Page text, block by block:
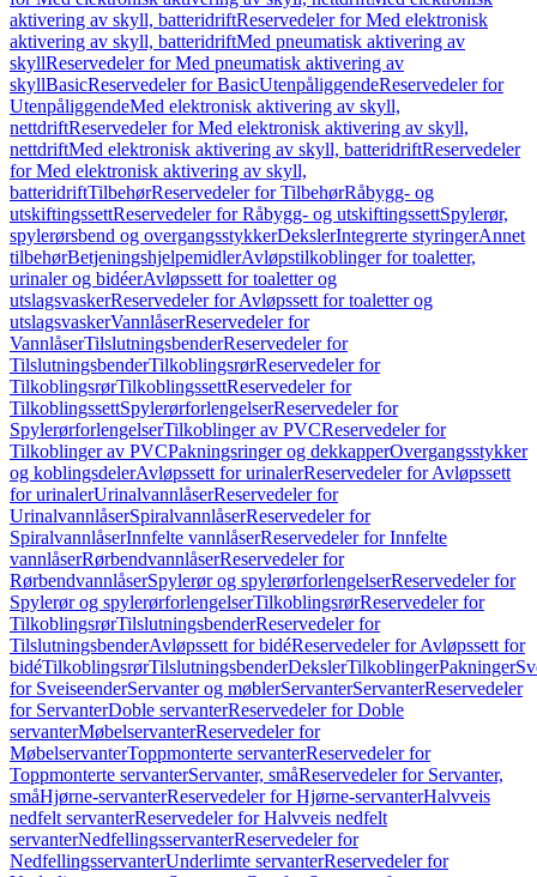
aktivering av skyll, batteridriftReservedeler for Med elektronisk
aktivering av skyll, batteridriftMed pneumatisk aktivering av
skyllReservedeler for Med pneumatisk aktivering av
skyllBasicReservedeler for BasicUtenpåliggendeReservedeler for
UtenpåliggendeMed elektronisk aktivering av skyll,
nettdriftReservedeler for Med elektronisk aktivering av skyll,
nettdriftMed elektronisk aktivering av skyll, batteridriftReservedeler
for Med elektronisk aktivering av skyll,
batteridriftTilbehørReservedeler for TilbehørRåbygg- og
utskiftingssettReservedeler for Råbygg- og utskiftingssettSpylerør,
spylerørsbend og overgangsstykkerDekslerIntegrerte styringerAnnet
tilbehørBetjeningshjelpemidlerAvløpstilkoblinger for toaletter,
urinaler og bidéerAvløpssett for toaletter og
utslagsvaskerReservedeler for Avløpssett for toaletter og
utslagsvaskerVannlåserReservedeler for
VannlåserTilslutningsbenderReservedeler for
TilslutningsbenderTilkoblingsrørReservedeler for
TilkoblingsrørTilkoblingssettReservedeler for
TilkoblingssettSpylerørforlengelserReservedeler for
SpylerørforlengelserTilkoblinger av PVCReservedeler for
Tilkoblinger av PVCPakningsringer og dekkapperOvergangsstykker
og koblingsdelerAvløpssett for urinalerReservedeler for Avløpssett
for urinalerUrinalvannlåserReservedeler for
UrinalvannlåserSpiralvannlåserReservedeler for
SpiralvannlåserInnfelte vannlåserReservedeler for Innfelte
vannlåserRørbendvannlåserReservedeler for
RørbendvannlåserSpylerør og spylerørforlengelserReservedeler for
Spylerør og spylerørforlengelserTilkoblingsrørReservedeler for
TilkoblingsrørTilslutningsbenderReservedeler for
TilslutningsbenderAvløpssett for bidéReservedeler for Avløpssett for
bidéTilkoblingsrørTilslutningsbenderDekslerTilkoblingerPakninger
for SveiseenderServanter og møblerServanterServanterReservedeler
for ServanterDoble servanterReservedeler for Doble
servanterMøbelservanterReservedeler for
MøbelservanterToppmonterte servanterReservedeler for
Toppmonterte servanterServanter, småReservedeler for Servanter,
småHjørne-servanterReservedeler for Hjørne-servanterHalvveis
nedfelt servanterReservedeler for Halvveis nedfelt
servanterNedfellingsservanterReservedeler for
NedfellingsservanterUnderlimte servanterReservedeler for